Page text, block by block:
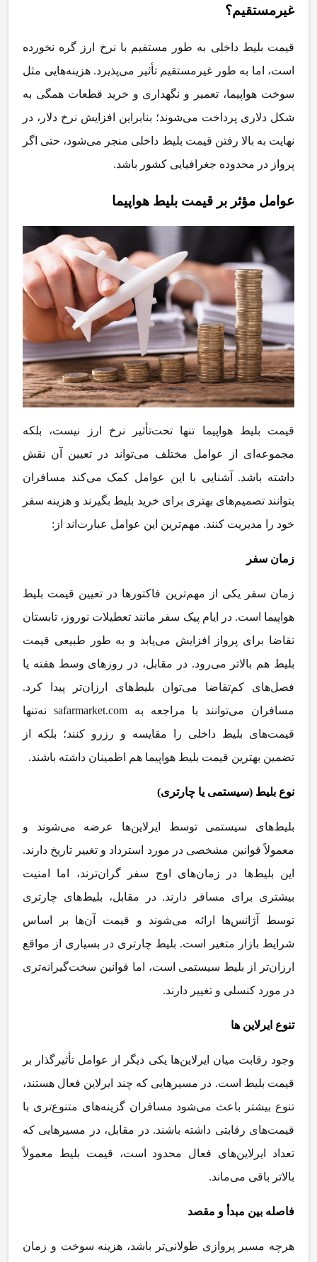
غیرمستقیم؟
قیمت بلیط داخلی به طور مستقیم با نرخ ارز گره نخورده
است، اما به طور غیرمستقیم تأثیر میپذیرد. هزینههایی مثل
سوخت هواپیما، تعمیر و نگهداری و خرید قطعات همگی به
شکل دلاری پرداخت میشوند؛ بنابراین افزایش نرخ دلار، در
نهایت به بالا رفتن قیمت بلیط داخلی منجر میشود، حتی اگر
پرواز در محدوده جغرافیایی کشور باشد.
عوامل مؤثر بر قیمت بلیط هواپیما
قیمت بلیط هواپیما تنها تحتتأثیر نرخ ارز نیست، بلکه
مجموعه ای از عوامل مختلف میتواند در تعیین آن نقش
داشته باشد. آشنایی با این عوامل کمک میکند مسافران
بتوانند تصمیمهای بهتری برای خرید بلیط بگیرند و هزینه سفر
خود را مدیریت کنند. مهمترین این عوامل عبارت اند از :
زمان سفر
زمان سفر یکی از مهمترین فاکتورها در تعیین قیمت بلیط
هواپیما است. در ایام پیک سفر مانند تعطیلات نوروز، تابستان
تقاضا برای پرواز افزایش مییابد و به طور طبیعی قیمت
بلیط هم بالاتر میرود. در مقابل، در روزهای وسط هفته یا
فصلهای کمتقاضا میتوان بلیطهای ارزانتر پیدا کرد.
مسافران میتوانند با مراجعه بهsafarmarket.com نهتنها
قیمتهای بلیط داخلی را مقایسه و رزرو کنند؛ بلکه از
تضمین بهترین قیمت بلیط هواپیما هم اطمینان داشته باشند.
نوع بلیط (سیستمی یا چارتری)
بلیطهای سیستمی توسط ایرلاینها عرضه میشوند و
معمولاً قوانین مشخصی در مورد استرداد و تغییر تاریخ دارند.
این بلیطها در زمانهای اوج سفر گرانترند، اما امنیت
بیشتری برای مسافر دارند. در مقابل، بلیطهای چارتری
توسط آژانسها ارائه میشوند و قیمت آنها بر اساس
شرایط بازار متغیر است. بلیط چارتری در بسیاری از مواقع
ارزانتر از بلیط سیستمی است، اما قوانین سختگیرانهتری
در مورد کنسلی و تغییر دارند.
تنوع ایرلاین ها
وجود رقابت میان ایرلاینها یکی دیگر از عوامل تأثیرگذار بر
قیمت بلیط است. در مسیرهایی که چند ایرلاین فعال هستند،
تنوع بیشتر باعث میشود مسافران گزینههای متنوعتری با
قیمتهای رقابتی داشته باشند. در مقابل، در مسیرهایی که
تعداد ایرلاینهای فعال محدود است، قیمت بلیط معمولاً
بالاتر باقی میماند.
فاصله بین مبدأ و مقصد
هرچه مسیر پروازی طولانیتر باشد، هزینه سوخت و زمان